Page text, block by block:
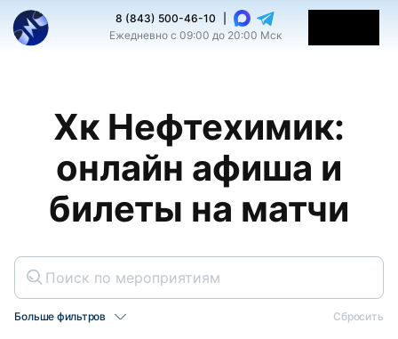
8 (843) 500-46-10
Ежедневно с 09:00 до 20:00 Мск
Хк Нефтехимик:
онлайн афиша и
билеты на матчи
Больше фильтров Сбросить